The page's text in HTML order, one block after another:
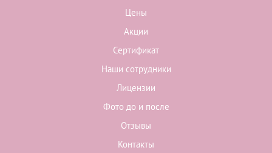
Цены
Акции
Сертификат
Наши сотрудники
Лицензии
Фото до и после
Отзывы
Контакты